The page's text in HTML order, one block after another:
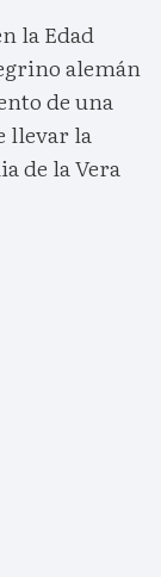
la Edad
alemán
de una
llevar la
de la Vera